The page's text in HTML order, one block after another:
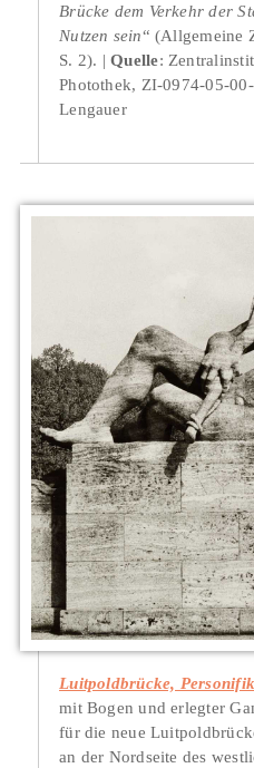
Brücke dem Verkehr der
Nutzen sein“ (Allgemeine
S. 2).
Quelle:
Photothek, ZI-0974-05-
Lengauer
Luitpoldbrücke,
mit Bogen und erlegter
für die neue
an der Nordseite des